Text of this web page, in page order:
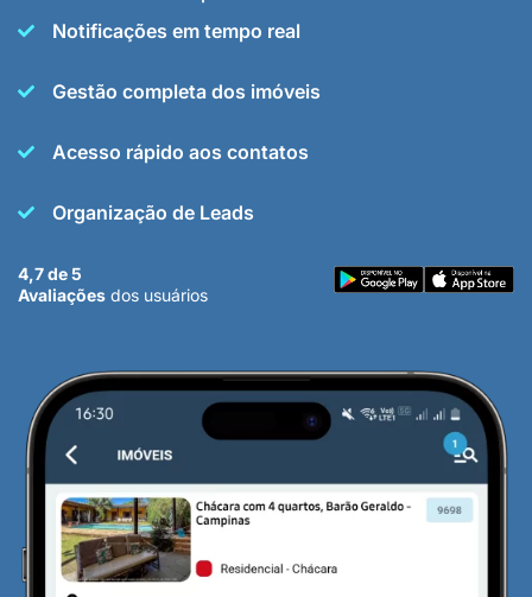
Notificações em tempo real
Gestão completa dos imóveis
Acesso rápido aos contatos
Organização de Leads
4,7 de 5
Avaliações dos usuários